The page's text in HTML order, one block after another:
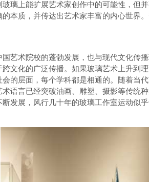
璃上能扩展艺术家创作中的可能性，但
本质，并传达出艺术家丰富的内心世界。
术院校的蓬勃发展，也与现代文化传播
文化的广泛传播。如果玻璃艺术上升到
会的层面，每个学科都是相通的。随着当
语言已经突破油画、雕塑、摄影等传统
发展，风行几十年的玻璃工作室运动似